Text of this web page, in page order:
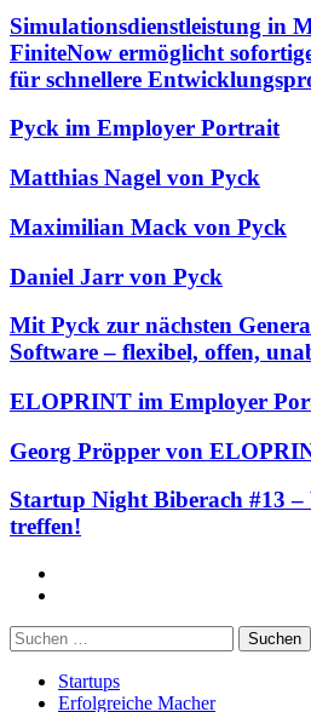
Simulationsdienstleistung in
FiniteNow ermöglicht
für schnellere
Pyck im Employer Portrait
Matthias Nagel von Pyck
Maximilian Mack von Pyck
Daniel Jarr von Pyck
Mit Pyck zur nächsten
Software – flexibel, offen,
ELOPRINT im Employer
Georg Pröpper von
Startup Night Biberach #13
treffen!
Suchen
nach:
Startups
Erfolgreiche Macher